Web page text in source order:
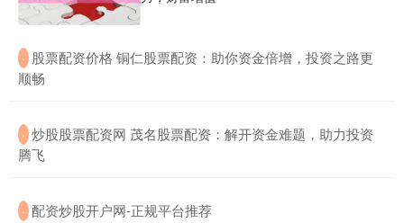
· ​股票配资价格 铜仁股票配资：助你资金倍增，投资之路更
顺畅
· ​炒股股票配资网 茂名股票配资：解开资金难题，助力投资
腾飞
· ​配资炒股开户网-正规平台推荐